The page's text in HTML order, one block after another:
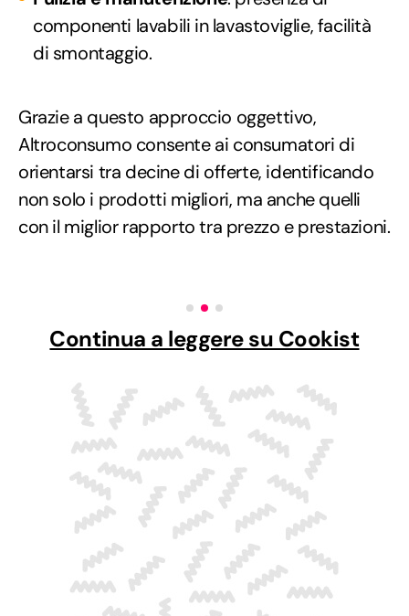
componenti lavabili in lavastoviglie, facilità
di smontaggio.
Grazie a questo approccio oggettivo,
Altroconsumo consente ai consumatori di
orientarsi tra decine di offerte, identificando
non solo i prodotti migliori, ma anche quelli
con il miglior rapporto tra prezzo e prestazioni.
Continua a leggere su Cookist